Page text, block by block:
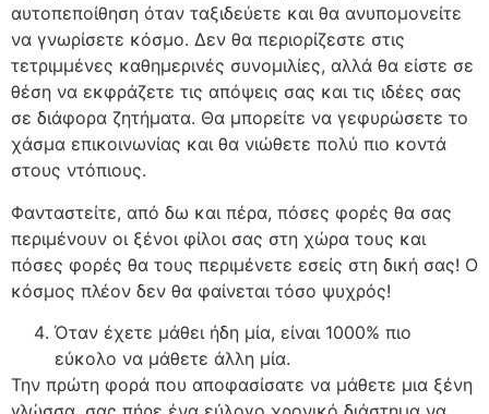
αυτοπεποίθηση όταν ταξιδεύετε και θα ανυπομονείτε
να γνωρίσετε κόσμο. Δεν θα περιορίζεστε στις
τετριμμένες καθημερινές συνομιλίες, αλλά θα είστε σε
θέση να εκφράζετε τις απόψεις σας και τις ιδέες σας
σε διάφορα ζητήματα. Θα μπορείτε να γεφυρώσετε το
χάσμα επικοινωνίας και θα νιώθετε πολύ πιο κοντά
στους ντόπιους.
Φανταστείτε, από δω και πέρα, πόσες φορές θα σας
περιμένουν οι ξένοι φίλοι σας στη χώρα τους και
πόσες φορές θα τους περιμένετε εσείς στη δική σας! Ο
κόσμος πλέον δεν θα φαίνεται τόσο ψυχρός!
Όταν έχετε μάθει ήδη μία, είναι 1000% πιο
εύκολο να μάθετε άλλη μία.
Την πρώτη φορά που αποφασίσατε να μάθετε μια ξένη